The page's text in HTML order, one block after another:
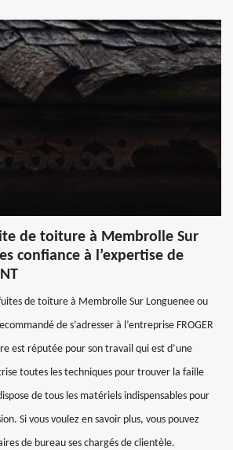
de toiture à Membrolle Sur
confiance à l’expertise de
de toiture à Membrolle Sur Longuenee ou
de s’adresser à l’entreprise FROGER
est réputée pour son travail qui est d’une
toutes les techniques pour trouver la faille
de tous les matériels indispensables pour
Si vous voulez en savoir plus, vous pouvez
de bureau ses chargés de clientèle.